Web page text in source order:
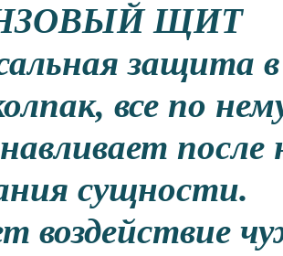
ЩИТ
защита
все по
после
сущности.
воздействие